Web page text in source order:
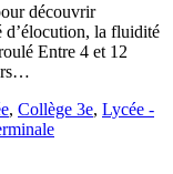
découvrir
d’élocution, la fluidité
Entre 4 et 12
, Collège 3e, Lycée -